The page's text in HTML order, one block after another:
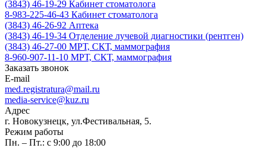
(3843) 46-19-29 Кабинет стоматолога
8-983-225-46-43 Кабинет стоматолога
(3843) 46-26-92 Аптека
(3843) 46-19-34 Отделение лучевой диагностики (рентген)
(3843) 46-27-00 МРТ, СКТ, маммография
8-960-907-11-10 МРТ, СКТ, маммография
Заказать звонок
E-mail
med.registratura@mail.ru
media-service@kuz.ru
Адрес
г. Новокузнецк, ул.Фестивальная, 5.
Режим работы
Пн. – Пт.: с 9:00 до 18:00